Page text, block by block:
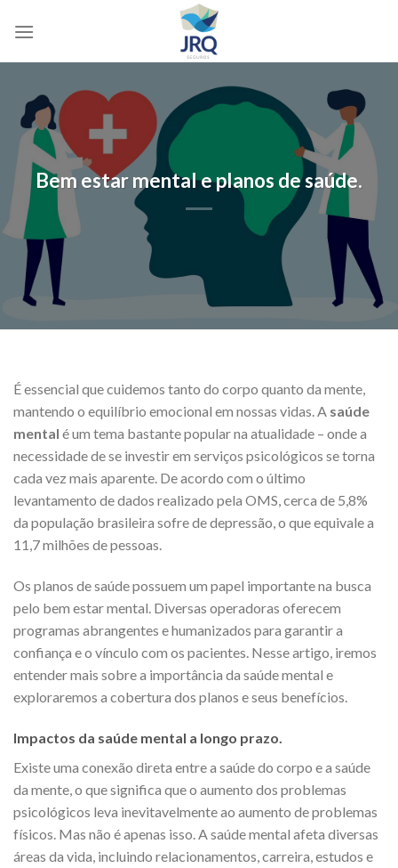
Bem estar mental e planos de saúde.
É essencial que cuidemos tanto do corpo quanto da mente,
mantendo o equilíbrio emocional em nossas vidas. A saúde
mental é um tema bastante popular na atualidade – onde a
necessidade de se investir em serviços psicológicos se torna
cada vez mais aparente. De acordo com o último
levantamento de dados realizado pela OMS, cerca de 5,8%
da população brasileira sofre de depressão, o que equivale a
11,7 milhões de pessoas.
Os planos de saúde possuem um papel importante na busca
pelo bem estar mental. Diversas operadoras oferecem
programas abrangentes e humanizados para garantir a
confiança e o vínculo com os pacientes. Nesse artigo, iremos
entender mais sobre a importância da saúde mental e
exploraremos a cobertura dos planos e seus benefícios.
Impactos da saúde mental a longo prazo.
Existe uma conexão direta entre a saúde do corpo e a saúde
da mente, o que significa que o aumento dos problemas
psicológicos leva inevitavelmente ao aumento de problemas
físicos. Mas não é apenas isso. A saúde mental afeta diversas
áreas da vida, incluindo relacionamentos, carreira, estudos e